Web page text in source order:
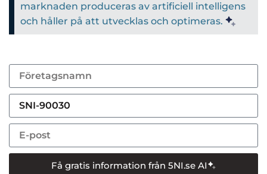
marknaden produceras av artificiell intelligens
och håller på att utvecklas och optimeras.
Få gratis information från 5NI.se AI